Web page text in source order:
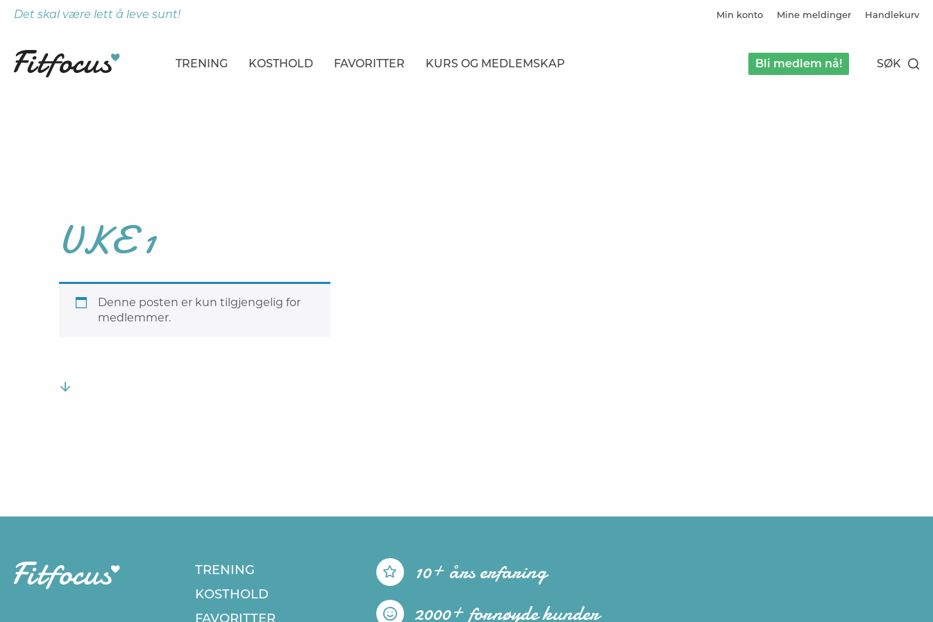
Det skal være lett å leve sunt! Min konto Mine meldinger Handlekurv
TRENING KOSTHOLD FAVORITTER KURS OG MEDLEMSKAP Bli medlem nå! SØK
UKE 1
Denne posten er kun tilgjengelig for
medlemmer.
TRENING
KOSTHOLD
FAVORITTER
10+ års erfaring
2000+ fornøyde kunder